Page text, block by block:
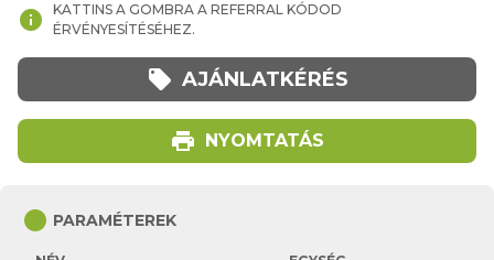
info
KATTINS A GOMBRA A REFERRAL KÓDOD
ÉRVÉNYESÍTÉSÉHEZ.
local_offer AJÁNLATKÉRÉS
print NYOMTATÁS
circle PARAMÉTEREK